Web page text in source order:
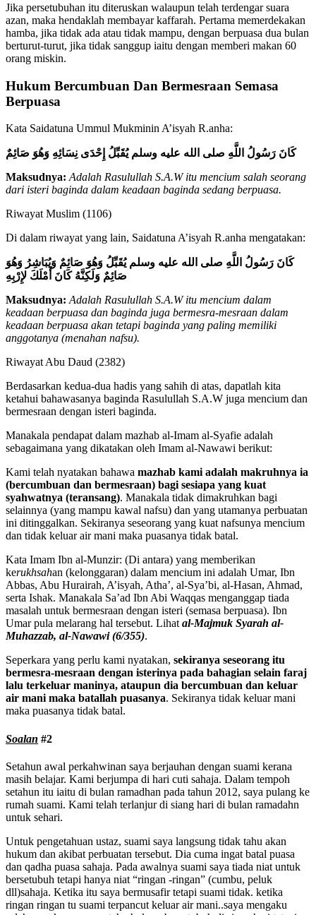
Jika persetubuhan itu diteruskan walaupun telah terdengar suara
azan, maka hendaklah membayar kaffarah. Pertama memerdekakan
hamba, jika tidak ada atau tidak mampu, dengan berpuasa dua bulan
berturut-turut, jika tidak sanggup iaitu dengan memberi makan 60
orang miskin.
Hukum Bercumbuan Dan Bermesraan Semasa
Berpuasa
Kata Saidatuna Ummul Mukminin A’isyah R.anha:
كَانَ رَسُولُ اللَّهِ صلى الله عليه وسلم يُقَبِّلُ إِحْدَى نِسَائِهِ وَهُوَ صَائِمٌ
Maksudnya: Adalah Rasulullah S.A.W itu mencium salah seorang
dari isteri baginda dalam keadaan baginda sedang berpuasa.
Riwayat Muslim (1106)
Di dalam riwayat yang lain, Saidatuna A’isyah R.anha mengatakan:
كَانَ رَسُولُ اللَّهِ صلى الله عليه وسلم يُقَبِّلُ وَهُوَ صَائِمٌ وَيُبَاشِرُ وَهُوَ
صَائِمٌ وَلَكِنَّهُ كَانَ أَمْلَكَ لإِرْبِهِ
Maksudnya: Adalah Rasulullah S.A.W itu mencium dalam
keadaan berpuasa dan baginda juga bermesra-mesraan dalam
keadaan berpuasa akan tetapi baginda yang paling memiliki
anggotanya (menahan nafsu).
Riwayat Abu Daud (2382)
Berdasarkan kedua-dua hadis yang sahih di atas, dapatlah kita
ketahui bahawasanya baginda Rasulullah S.A.W juga mencium dan
bermesraan dengan isteri baginda.
Manakala pendapat dalam mazhab al-Imam al-Syafie adalah
sebagaimana yang dikatakan oleh Imam al-Nawawi berikut:
Kami telah nyatakan bahawa mazhab kami adalah makruhnya ia
(bercumbuan dan bermesraan) bagi sesiapa yang kuat
syahwatnya (teransang). Manakala tidak dimakruhkan bagi
selainnya (yang mampu kawal nafsu) dan yang utamanya perbuatan
ini ditinggalkan. Sekiranya seseorang yang kuat nafsunya mencium
dan tidak keluar air mani maka puasanya tidak batal.
Kata Imam Ibn al-Munzir: (Di antara) yang memberikan
kerukhsahan (kelonggaran) dalam mencium ini adalah Umar, Ibn
Abbas, Abu Hurairah, A’isyah, Atha’, al-Sya’bi, al-Hasan, Ahmad,
serta Ishak. Manakala Sa’ad Ibn Abi Waqqas menganggap tiada
masalah untuk bermesraan dengan isteri (semasa berpuasa). Ibn
Umar pula melarang hal tersebut. Lihat al-Majmuk Syarah al-
Muhazzab, al-Nawawi (6/355).
Seperkara yang perlu kami nyatakan, sekiranya seseorang itu
bermesra-mesraan dengan isterinya pada bahagian selain faraj
lalu terkeluar maninya, ataupun dia bercumbuan dan keluar
air mani maka batallah puasanya. Sekiranya tidak keluar mani
maka puasanya tidak batal.
Soalan #2
Setahun awal perkahwinan saya berjauhan dengan suami kerana
masih belajar. Kami berjumpa di hari cuti sahaja. Dalam tempoh
setahun itu iaitu di bulan ramadhan pada tahun 2012, saya pulang ke
rumah suami. Kami telah terlanjur di siang hari di bulan ramadahn
untuk sehari.
Untuk pengetahuan ustaz, suami saya langsung tidak tahu akan
hukum dan akibat perbuatan tersebut. Dia cuma ingat batal puasa
dan qadha puasa sahaja. Pada awalnya suami saya tiada niat untuk
bersetubuh tetapi hanya niat “ringan -ringan” (cumbu, peluk
dll)sahaja. Ketika itu saya bermusafir tetapi suami tidak. ketika
ringan ringan tu suami terpancut keluar air mani..saya mengaku